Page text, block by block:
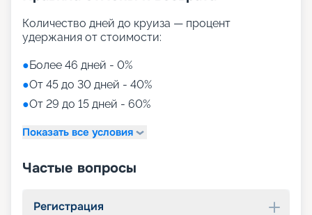
Количество дней до круиза — процент
удержания от стоимости:
●Более 46 дней - 0%
●От 45 до 30 дней - 40%
●От 29 до 15 дней - 60%
Показать все условия
Частые вопросы
Регистрация